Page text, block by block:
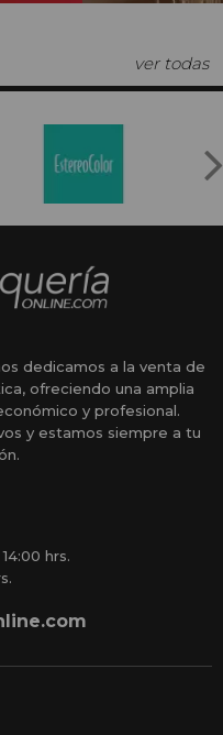
ver todas
dedicamos a la venta de
ofreciendo una amplia
y profesional.
y estamos siempre a tu
hrs.